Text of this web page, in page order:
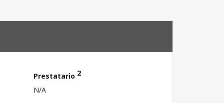
Prestatario 2
N/A